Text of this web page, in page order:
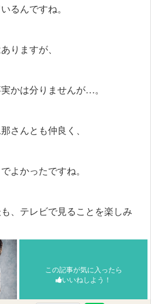
るんですね。
りますが、
かは分りませんが…。
さんとも仲良く、
よかったですね。
、テレビで見ることを楽しみ
この記事が気に入ったら
いいねしよう！